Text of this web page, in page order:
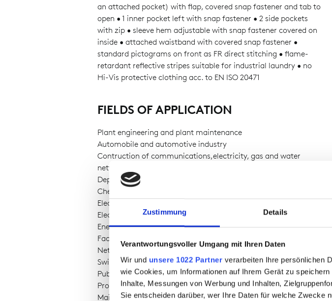
Zustimmung Details
Verantwortungsvoller Umgang mit Ihren Daten
Wir und unsere 1022 Partner verarbeiten Ihre persönlichen
wie Cookies, um Informationen auf Ihrem Gerät zu
Inhalte, Messungen von Werbung und Inhalten,
Sie entscheiden darüber, wer Ihre Daten für welche Zwecke
an attached pocket) with flap, covered snap fastener and tab to
open • 1 inner pocket left with snap fastener • 2 side pockets
with zip • sleeve hem adjustable with snap fastener covered on
inside • attached waistband with covered snap fastener •
standard pictograms on front as FR direct stitching • flame-
retardant reflective stripes suitable for industrial laundry • no
Hi-Vis protective clothing acc. to EN ISO 20471
FIELDS OF APPLICATION
Plant engineering and plant maintenance
Automobile and automotive industry
Contruction of communications,electricity, gas and water
network
Depots
Chemical industry
Electrical trade
Electrical installation
Energy suppliers (also offshore)
Facility management
Network technology
Switchgear construction
Public utility companies
Provider (gas, electricity, water)
Maintanance of low-voltage network